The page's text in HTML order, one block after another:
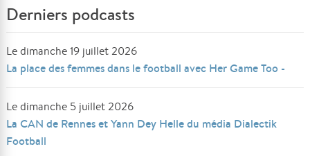
Derniers podcasts
Le dimanche 19 juillet 2026
La place des femmes dans le football avec Her Game Too -
Le dimanche 5 juillet 2026
La CAN de Rennes et Yann Dey Helle du média Dialectik
Football